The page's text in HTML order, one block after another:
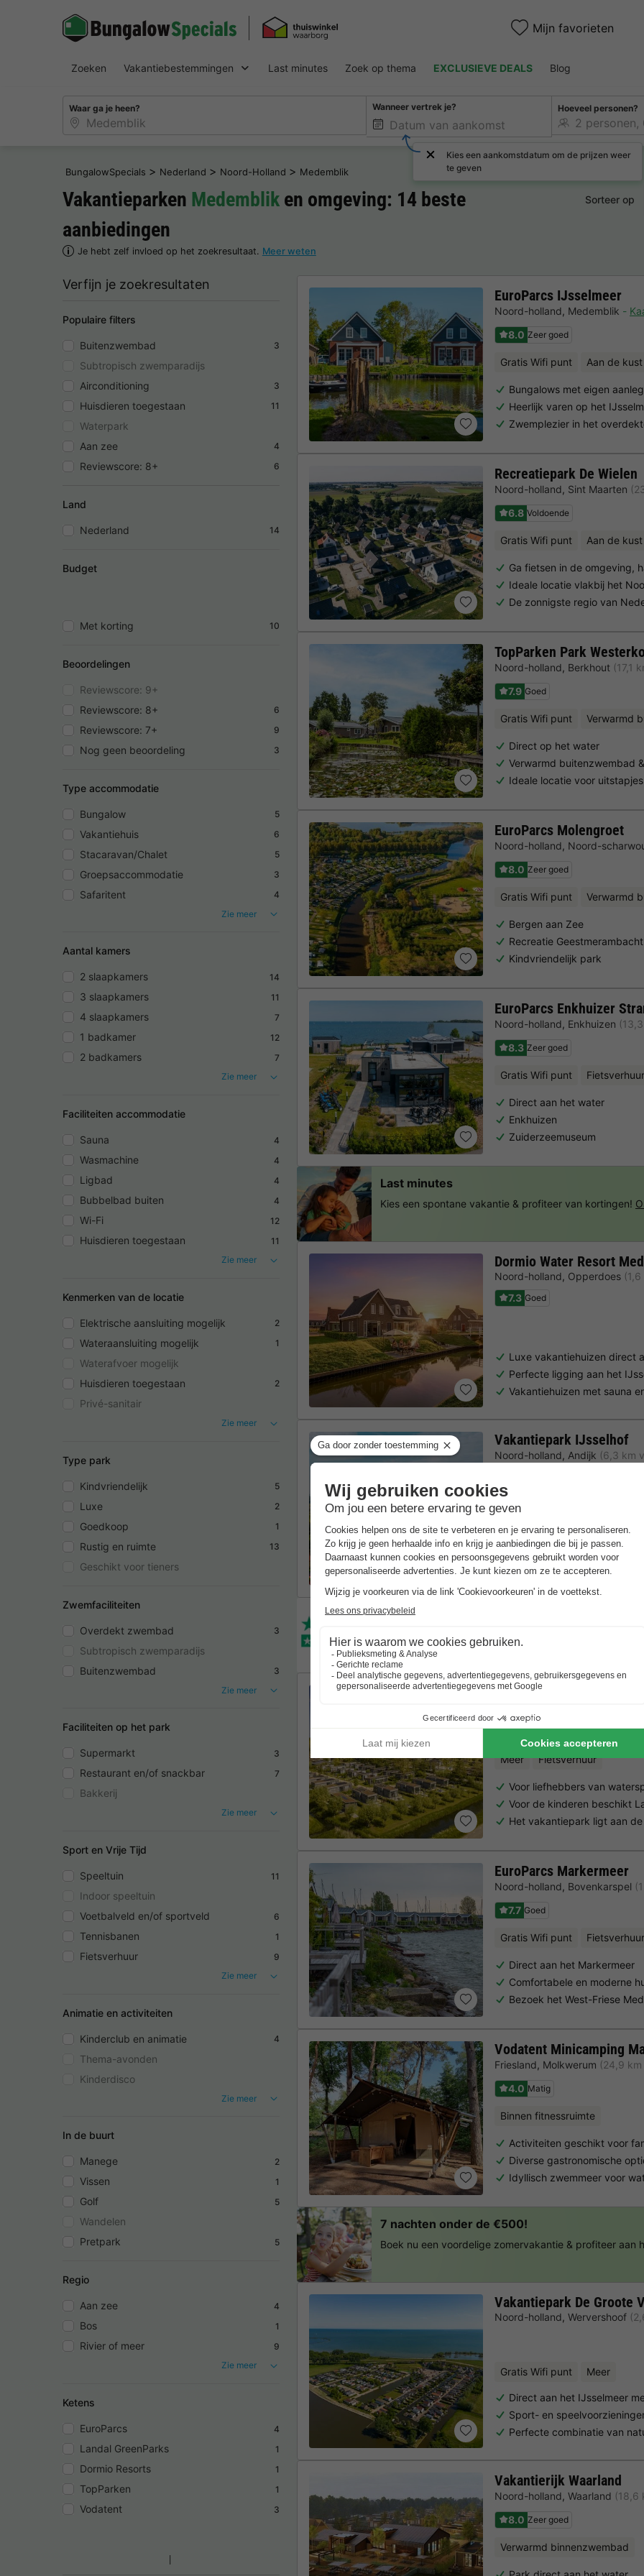
Mijn favorieten
Zoeken Vakantiebestemmingen Last minutes Zoek op thema EXCLUSIEVE DEALS Blog
Waar ga je heen? Wanneer vertrek je?
Kies een aankomstdatum om de prijzen weer
te geven
Hoeveel personen?
BungalowSpecials > Nederland > Noord-Holland > Medemblik
Vakantieparken Medemblik en omgeving: 14 beste
aanbiedingen
Je hebt zelf invloed op het zoekresultaat. Meer weten
Sorteer op
Verfijn je zoekresultaten
Populaire filters
Buitenzwembad 3
Subtropisch zwemparadijs
Airconditioning
3
Huisdieren toegestaan 11
Waterpark
Aan zee
4
Reviewscore: 8+ 6
Land
Nederland 14
Budget
Met korting 10
Beoordelingen
Reviewscore: 9+
Reviewscore: 8+
6
Reviewscore: 7+ 9
Nog geen beoordeling 3
Type accommodatie
Bungalow 5
Vakantiehuis 6
Stacaravan/Chalet 5
Groepsaccommodatie 3
Safaritent
4
Zie meer
Aantal kamers
2 slaapkamers 14
3 slaapkamers 11
4 slaapkamers 7
1 badkamer 12
2 badkamers
7
Zie meer
Faciliteiten accommodatie
Sauna 4
Wasmachine 4
Ligbad 4
Bubbelbad buiten 4
Wi-Fi 12
Huisdieren toegestaan
11
Zie meer
Kenmerken van de locatie
Elektrische aansluiting mogelijk 2
Wateraansluiting mogelijk 1
Waterafvoer mogelijk
Huisdieren toegestaan
2
Privé-sanitair
Zie meer
Type park
Kindvriendelijk 5
Luxe 2
Goedkoop 1
Rustig en ruimte 13
Geschikt voor tieners
Zwemfaciliteiten
Overdekt zwembad 3
Subtropisch zwemparadijs
Buitenzwembad
3
Zie meer
Faciliteiten op het park
Supermarkt 3
Restaurant en/of snackbar 7
Bakkerij
Zie meer
Sport en Vrije Tijd
Speeltuin 11
Indoor speeltuin
Voetbalveld en/of sportveld
6
Tennisbanen 1
Fietsverhuur
9
Zie meer
Animatie en activiteiten
Kinderclub en animatie 4
Thema-avonden
Kinderdisco
Zie meer
In de buurt
Manege 2
Vissen 1
Golf 5
Wandelen
Pretpark
5
Regio
Aan zee 4
Bos 1
Rivier of meer
9
Zie meer
Ketens
EuroParcs 4
Landal GreenParks 1
Dormio Resorts 1
TopParken 1
Vodatent 3
EuroParcs IJsselmeer
Noord-holland, Medemblik
8.0 Zeer goed
Gratis Wifi punt Aan de kust
Bungalows met eigen
Heerlijk varen op het
Zwemplezier in het
Recreatiepark De Wielen
Noord-holland, Sint Maarten
6.8 Voldoende
Gratis Wifi punt Aan de kust
Ga fietsen in de omgeving,
Ideale locatie vlakbij het
De zonnigste regio van
TopParken Park
Noord-holland, Berkhout (17,1
7.9 Goed
Gratis Wifi punt Verwarmd
Direct op het water
Verwarmd buitenzwembad
Ideale locatie voor
EuroParcs Molengroet
Noord-holland, Noord-
8.0 Zeer goed
Gratis Wifi punt Verwarmd
Bergen aan Zee
Recreatie Geestmerambacht
Kindvriendelijk park
EuroParcs Enkhuizer
Noord-holland, Enkhuizen
8.3 Zeer goed
Gratis Wifi punt Fietsverhuur
Direct aan het water
Enkhuizen
Zuiderzeemuseum
Dormio Water Resort
Noord-holland, Opperdoes
7.3 Goed
Luxe vakantiehuizen direct
Perfecte ligging aan het
Vakantiehuizen met sauna
Vakantiepark IJsselhof
Noord-holland, Andijk (6,3 km
Gratis Wifi punt
Nabij de jachthaven &
Indoor speelboerderij &
Nabij Amsterdam
Landal Park Wijdenes
8.3 Zeer goed
Meer Fietsverhuur
Voor liefhebbers van
Voor de kinderen beschikt
Het vakantiepark ligt aan
EuroParcs Markermeer
Noord-holland, Bovenkarspel
7.7 Goed
Gratis Wifi punt Fietsverhuur
Direct aan het Markermeer
Comfortabele en moderne
Bezoek het West-Friese
Vodatent Minicamping
Friesland, Molkwerum (24,9
4.0 Matig
Binnen fitnessruimte
Activiteiten geschikt voor
Diverse gastronomische
Idyllisch zwemmeer voor
Vakantiepark De Groote
Noord-holland, Wervershoof
Gratis Wifi punt Meer
Direct aan het IJsselmeer
Sport- en
Perfecte combinatie van
Vakantierijk Waarland
Noord-holland, Waarland (18,6
8.0 Zeer goed
Verwarmd binnenzwembad
Last minutes
Kies een spontane vakantie & profiteer van kortingen!
Trustpilot beoordelingen
Al 10.064+ reizigers gingen je voor! — „Al vakantie bij
7 nachten onder de €500!
Boek nu een voordelige zomervakantie & profiteer aan